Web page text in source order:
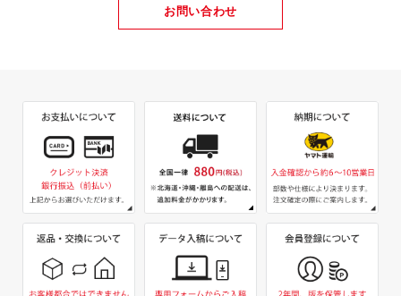
お問い合わせ